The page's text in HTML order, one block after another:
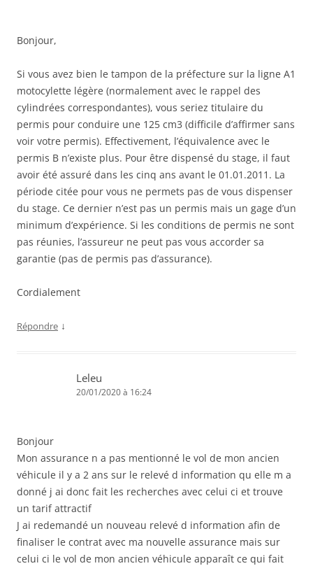
Bonjour,
Si vous avez bien le tampon de la préfecture sur la ligne A1
motocylette légère (normalement avec le rappel des
cylindrées correspondantes), vous seriez titulaire du
permis pour conduire une 125 cm3 (difficile d’affirmer sans
voir votre permis). Effectivement, l’équivalence avec le
permis B n’existe plus. Pour être dispensé du stage, il faut
avoir été assuré dans les cinq ans avant le 01.01.2011. La
période citée pour vous ne permets pas de vous dispenser
du stage. Ce dernier n’est pas un permis mais un gage d’un
minimum d’expérience. Si les conditions de permis ne sont
pas réunies, l’assureur ne peut pas vous accorder sa
garantie (pas de permis pas d’assurance).
Cordialement
Répondre ↓
Leleu
20/01/2020 à 16:24
Bonjour
Mon assurance n a pas mentionné le vol de mon ancien
véhicule il y a 2 ans sur le relevé d information qu elle m a
donné j ai donc fait les recherches avec celui ci et trouve
un tarif attractif
J ai redemandé un nouveau relevé d information afin de
finaliser le contrat avec ma nouvelle assurance mais sur
celui ci le vol de mon ancien véhicule apparaît ce qui fait